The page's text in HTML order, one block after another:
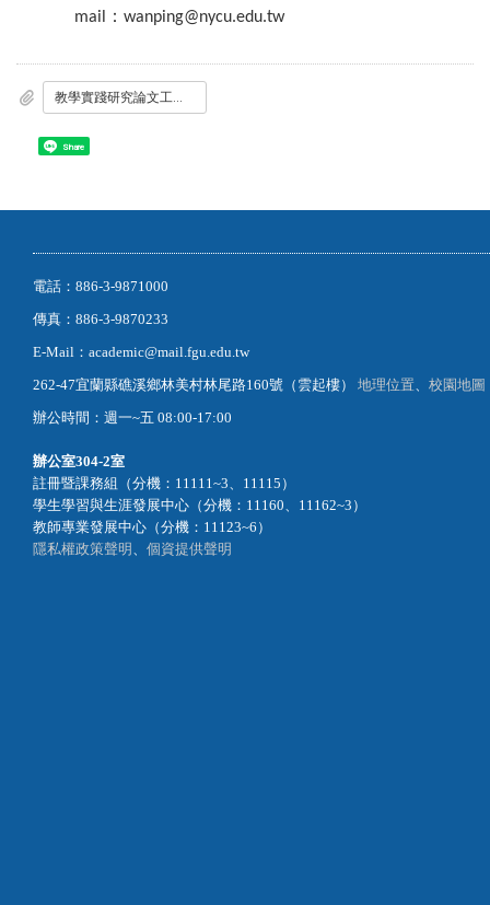
mail
： wanping@nycu.edu.tw
教學實踐研究論文工作坊0321.pdf
Share
電話：886-3-9871000
傳真：886-3-9870233
E-Mail：academic@mail.fgu.edu.tw
262-47宜蘭縣礁溪鄉林美村林尾路160號（雲起樓） 地理位置、 校園地圖
辦公時間：週一~五 08:00-17:00
辦公室304-2室
註冊暨課務組（分機：11111~3、11115）
學生學習與生涯發展中心（分機：11160、11162~3）
教師專業發展中心（分機：11123~6）
隱私權政策聲明 、 個資提供聲明